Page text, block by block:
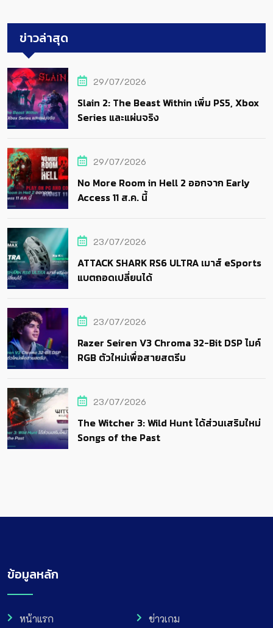
ข่าวล่าสุด
29/07/2026
Slain 2: The Beast Within เพิ่ม PS5, Xbox
Series และแผ่นจริง
29/07/2026
No More Room in Hell 2 ออกจาก Early
Access 11 ส.ค. นี้
23/07/2026
ATTACK SHARK RS6 ULTRA เมาส์ eSports
แบตถอดเปลี่ยนได้
23/07/2026
Razer Seiren V3 Chroma 32-Bit DSP ไมค์
RGB ตัวใหม่เพื่อสายสตรีม
23/07/2026
The Witcher 3: Wild Hunt ได้ส่วนเสริมใหม่
Songs of the Past
ข้อมูลหลัก
หน้าแรก ข่าวเกม